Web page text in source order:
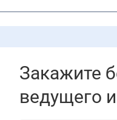
Закажите
ведущего